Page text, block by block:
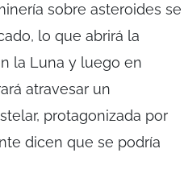
sobre asteroides se
lo que abrirá la
la Luna y luego en
atravesar un
protagonizada por
dicen que se podría